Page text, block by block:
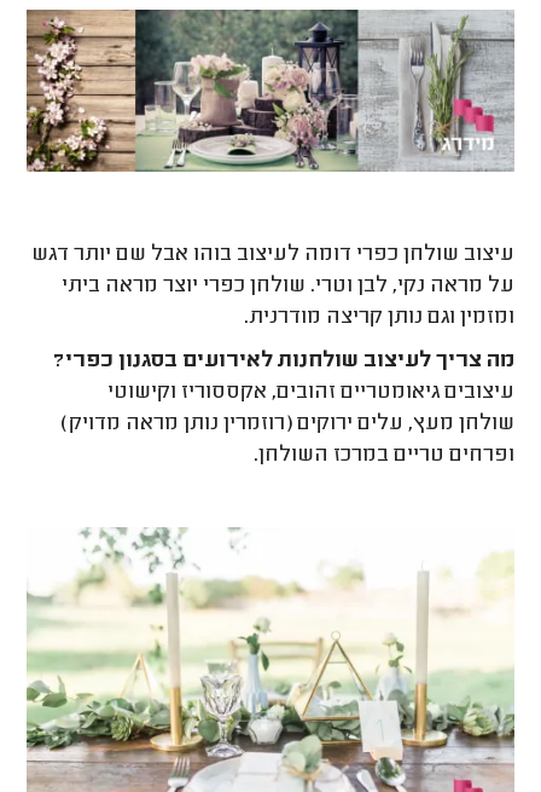
עיצוב שולחן כפרי דומה לעיצוב בוהו אבל שם יותר דגש
על מראה נקי, לבן וטרי. שולחן כפרי יוצר מראה ביתי
ומזמין וגם נותן קריצה מודרנית.
מה צריך לעיצוב שולחנות לאירועים בסגנון כפרי?
עיצובים גיאומטריים זהובים, אקססוריז וקישוטי
שולחן מעץ, עלים ירוקים (רוזמרין נותן מראה מדויק)
ופרחים טריים במרכז השולחן.